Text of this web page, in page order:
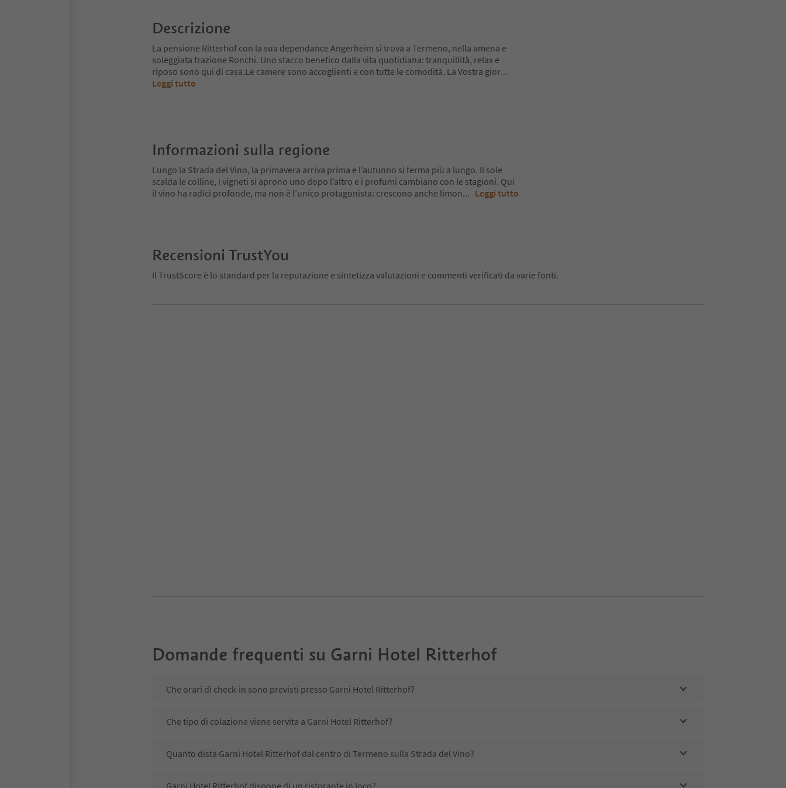
Descrizione
La pensione Ritterhof con la sua dependance Angerheim si trova a Termeno, nella amena e
soleggiata frazione Ronchi. Uno stacco benefico dalla vita quotidiana: tranquillità, relax e
riposo sono qui di casa.Le camere sono accoglienti e con tutte le comodità. La Vostra gior...
Leggi tutto
Informazioni sulla regione
Lungo la Strada del Vino, la primavera arriva prima e l’autunno si ferma più a lungo. Il sole
scalda le colline, i vigneti si aprono uno dopo l’altro e i profumi cambiano con le stagioni. Qui
il vino ha radici profonde, ma non è l’unico protagonista: crescono anche limon... Leggi tutto
Recensioni TrustYou
Il TrustScore è lo standard per la reputazione e sintetizza valutazioni e commenti verificati da varie fonti.
Domande frequenti su Garni Hotel Ritterhof
Che orari di check-in sono previsti presso Garni Hotel Ritterhof?
Che tipo di colazione viene servita a Garni Hotel Ritterhof?
Quanto dista Garni Hotel Ritterhof dal centro di Termeno sulla Strada del Vino?
Garni Hotel Ritterhof dispone di un ristorante in loco?